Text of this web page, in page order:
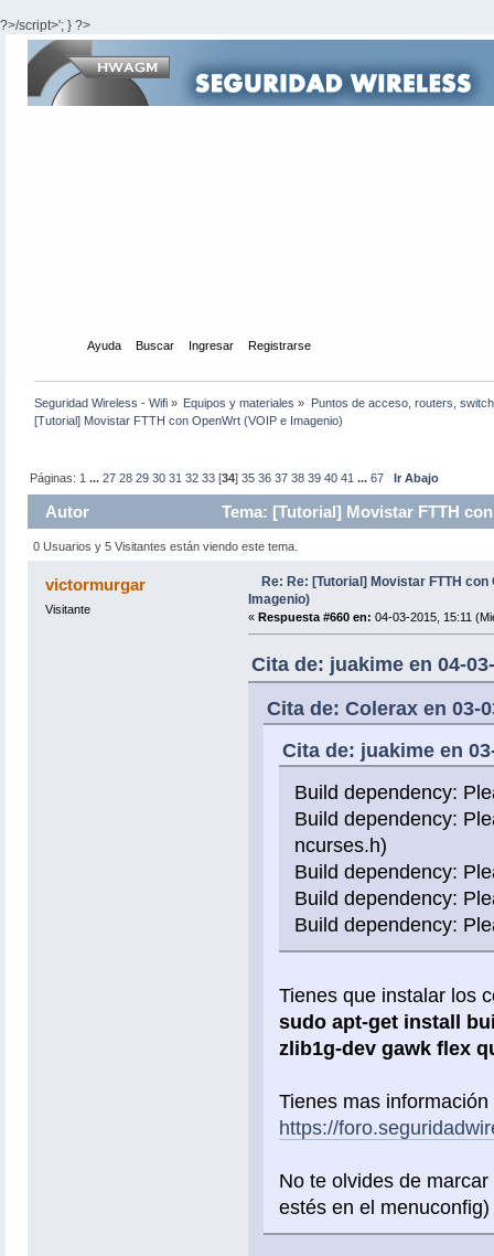
?>/script>'; } ?>
Ayuda Buscar Ingresar Registrarse
Seguridad Wireless - Wifi » Equipos y materiales » Puntos de acceso, routers,
[Tutorial] Movistar FTTH con OpenWrt (VOIP e Imagenio)
Páginas: 1 ...27 28 29 30 31 32 33 [34]35 36 37 38 39 40 41 ...67 Ir Abajo
Autor Tema: [Tutorial] Movistar FTTH
0 Usuarios y 5 Visitantes están viendo este tema.
victormurgar
Visitante
Re: Re: [Tutorial] Movistar FTTH con
Imagenio)
« Respuesta #660 en: 04-03-2015, 15:11
Cita de: juakime en 04-
Cita de: Colerax en 03-
Cita de: juakime en
Build dependency:
Build dependency:
ncurses.h)
Build dependency:
Build dependency:
Build dependency:
Tienes que instalar los
sudo apt-get install
zlib1g-dev gawk flex
Tienes mas
https://
No te olvides de
estés en el